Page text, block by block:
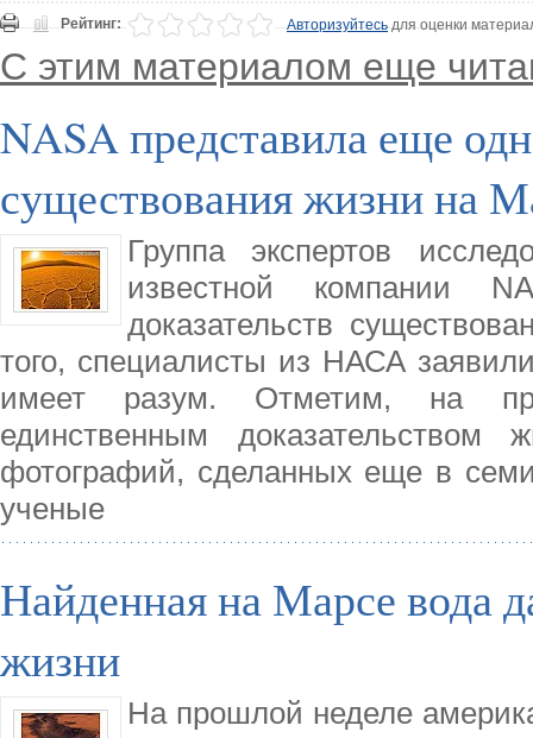
Рейтинг: Авторизуйтесьдля оценки
С этим материалом еще
NASA представила еще
существования жизни на
Группа экспертов
известной компании
доказательств
того, специалисты из НАСА
имеет разум. Отметим, на
единственным
фотографий, сделанных еще в
ученые
Найденная на Марсе вода
жизни
На прошлой неделе